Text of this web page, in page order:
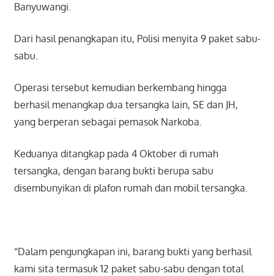
Banyuwangi.
Dari hasil penangkapan itu, Polisi menyita 9 paket sabu-
sabu.
Operasi tersebut kemudian berkembang hingga
berhasil menangkap dua tersangka lain, SE dan JH,
yang berperan sebagai pemasok Narkoba.
Keduanya ditangkap pada 4 Oktober di rumah
tersangka, dengan barang bukti berupa sabu
disembunyikan di plafon rumah dan mobil tersangka.
“Dalam pengungkapan ini, barang bukti yang berhasil
kami sita termasuk 12 paket sabu-sabu dengan total